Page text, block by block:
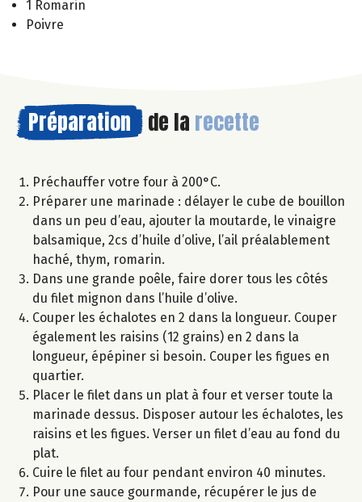
1 Romarin
Poivre
Préparation de la recette
Préchauffer votre four à 200°C.
Préparer une marinade : délayer le cube de bouillon
dans un peu d’eau, ajouter la moutarde, le vinaigre
balsamique, 2cs d’huile d’olive, l’ail préalablement
haché, thym, romarin.
Dans une grande poêle, faire dorer tous les côtés
du filet mignon dans l’huile d’olive.
Couper les échalotes en 2 dans la longueur. Couper
également les raisins (12 grains) en 2 dans la
longueur, épépiner si besoin. Couper les figues en
quartier.
Placer le filet dans un plat à four et verser toute la
marinade dessus. Disposer autour les échalotes, les
raisins et les figues. Verser un filet d’eau au fond du
plat.
Cuire le filet au four pendant environ 40 minutes.
Pour une sauce gourmande, récupérer le jus de